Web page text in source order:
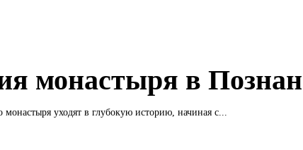
монастыря в
монастыря уходят в глубокую историю, начиная с...